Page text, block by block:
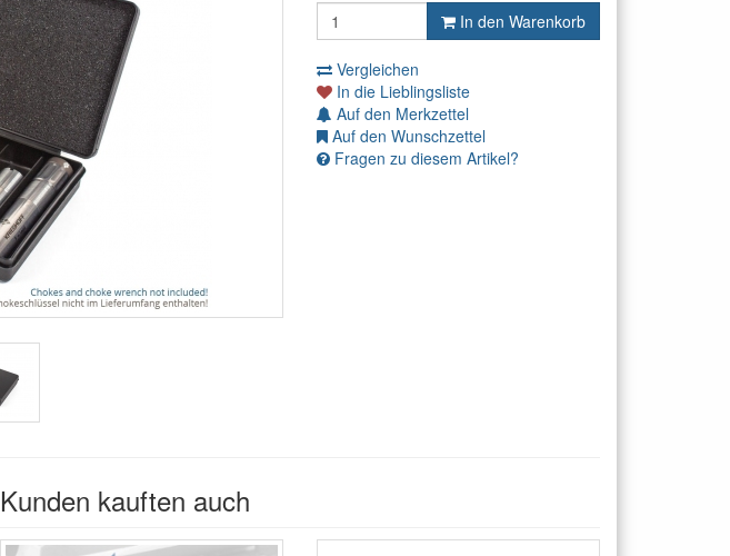
In den Warenkorb
Vergleichen
In die Lieblingsliste
Auf den Merkzettel
Auf den Wunschzettel
Fragen zu diesem Artikel?
Kunden kauften auch